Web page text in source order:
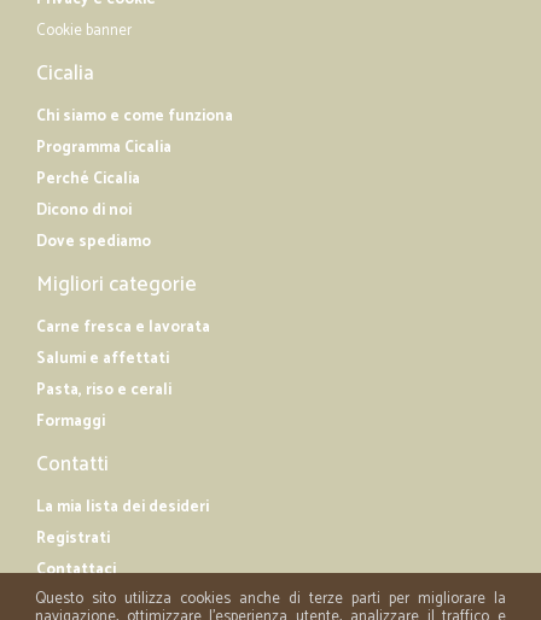
Cookie banner
Cicalia
Chi siamo e come funziona
Programma Cicalia
Perché Cicalia
Dicono di noi
Dove spediamo
Migliori categorie
Carne fresca e lavorata
Salumi e affettati
Pasta, riso e cerali
Formaggi
Contatti
La mia lista dei desideri
Registrati
Contattaci
Questo sito utilizza cookies anche di terze parti per migliorare la